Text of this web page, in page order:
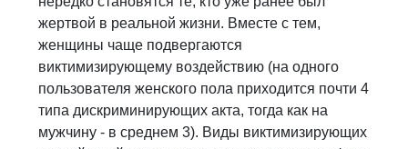
жертвой в реальной жизни. Вместе с тем,
женщины чаще подвергаются
виктимизирующему воздействию (на одного
пользователя женского пола приходится почти 4
типа дискриминирующих акта, тогда как на
мужчину - в среднем 3). Виды виктимизирующих